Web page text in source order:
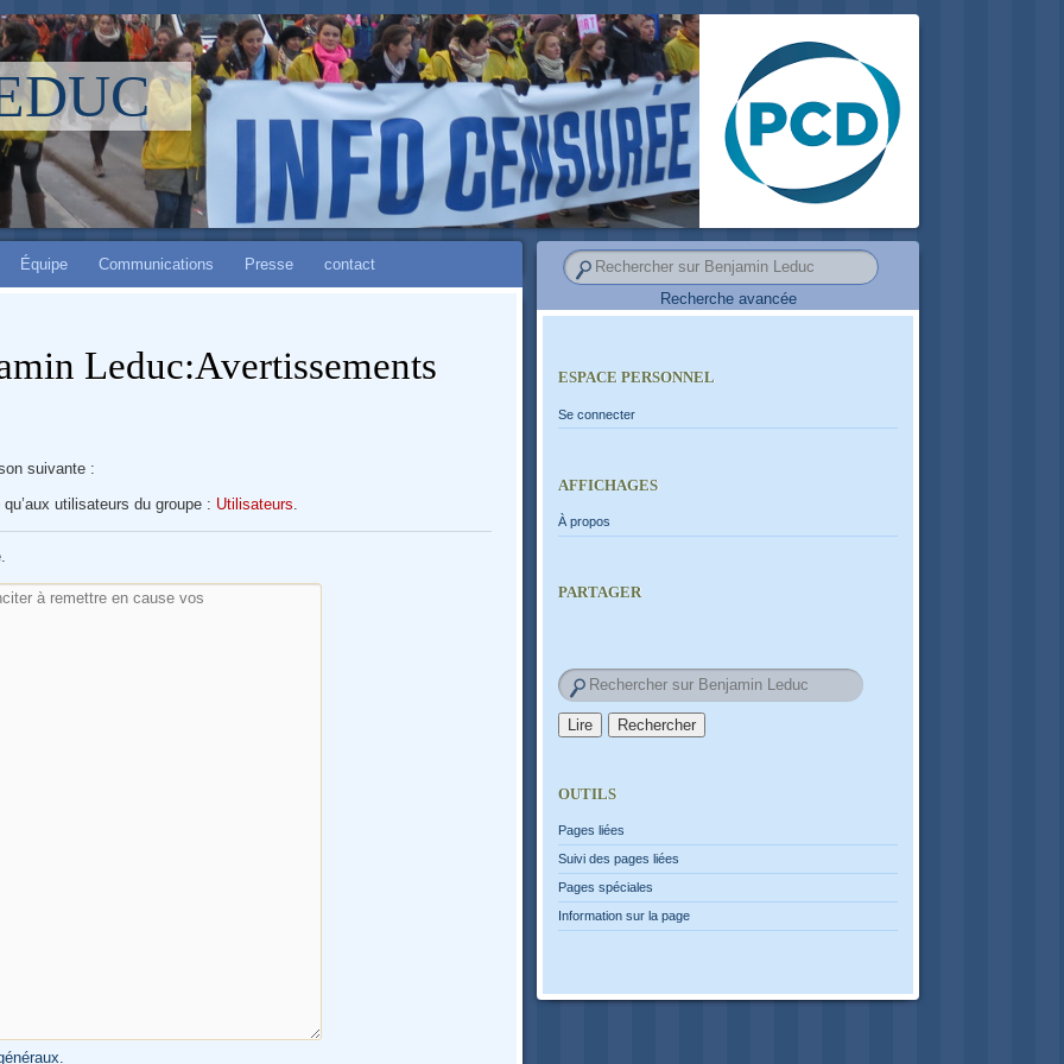
Équipe Communications Presse contact
Leduc:Avertissements
suivante :
utilisateurs du groupe : Utilisateurs.
Recherche avancée
ESPACE PERSONNEL
Se connecter
AFFICHAGES
À propos
PARTAGER
OUTILS
Pages liées
Suivi des pages liées
Pages spéciales
Information sur la page